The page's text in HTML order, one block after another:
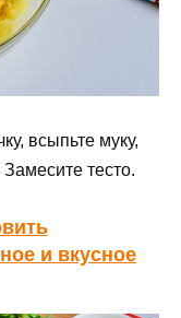
всыпьте муку,
тесто.
и вкусное